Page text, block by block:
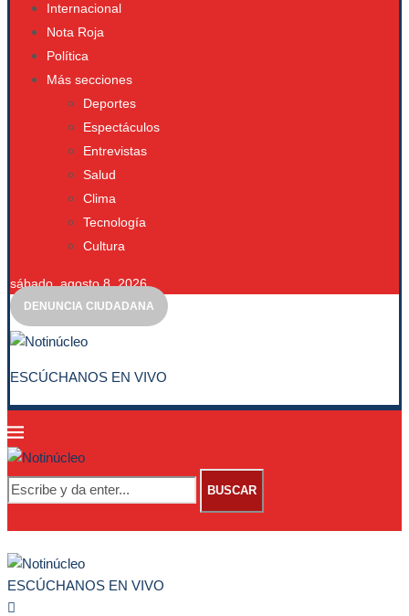
Internacional
Nota Roja
Política
Más secciones
Deportes
Espectáculos
Entrevistas
Salud
Clima
Tecnología
Cultura
sábado, agosto 8, 2026
DENUNCIA CIUDADANA
ESCÚCHANOS EN VIVO
BUSCAR
ESCÚCHANOS EN VIVO